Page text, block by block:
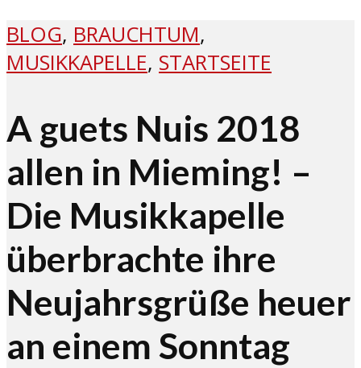
BLOG, BRAUCHTUM,
MUSIKKAPELLE, STARTSEITE
A guets Nuis 2018
allen in Mieming! –
Die Musikkapelle
überbrachte ihre
Neujahrsgrüße heuer
an einem Sonntag